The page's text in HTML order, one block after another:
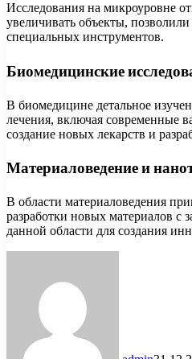
Исследования на микроуровне
увеличивать объекты,
специальных инструментов.
Биомедицинские
В биомедицине детальное
лечения, включая современные
создание новых лекарств и
Материаловедение и
В области материаловедения
разработки новых материалов с
данной области для создания